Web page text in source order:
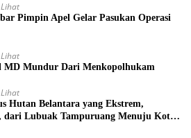
Pimpin Apel Gelar Pasukan Operasi
MD Mundur Dari Menkopolhukam
Hutan Belantara yang Ekstrem,
dari Lubuak Tampuruang Menuju Koto